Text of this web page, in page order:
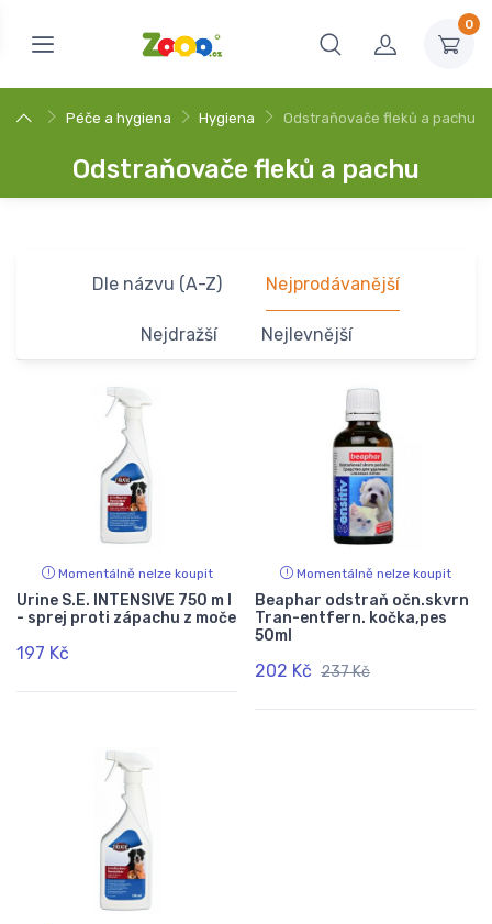
0
Péče a hygiena Hygiena Odstraňovače fleků a pachu
Odstraňovače fleků a pachu
Dle názvu (A-Z) Nejprodávanější
Nejdražší Nejlevnější
Momentálně nelze koupit
Urine S.E. INTENSIVE 750 m l
- sprej proti zápachu z moče
197 Kč
Momentálně nelze koupit
Beaphar odstraň očn.skvrn
Tran-entfern. kočka,pes
50ml
202 Kč 237 Kč